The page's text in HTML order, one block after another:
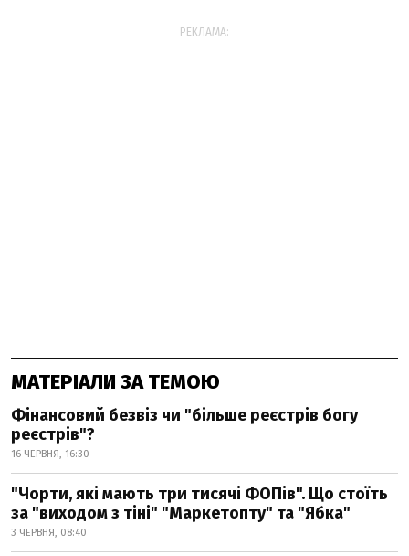
РЕКЛАМА:
МАТЕРІАЛИ ЗА ТЕМОЮ
Фінансовий безвіз чи "більше реєстрів богу
реєстрів"?
16 ЧЕРВНЯ, 16:30
"Чорти, які мають три тисячі ФОПів". Що стоїть
за "виходом з тіні" "Маркетопту" та "Ябка"
3 ЧЕРВНЯ, 08:40